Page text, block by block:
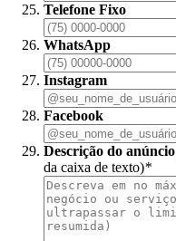
Telefone Fixo
WhatsApp
Instagram
Facebook
Descrição do anúncio
da caixa de texto)*